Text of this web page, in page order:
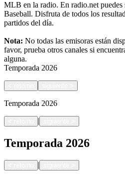
MLB en la radio. En radio.net
Baseball. Disfruta de todos los
partidos del día.
Nota: No todas las emisoras están
favor, prueba otros canales si
alguna.
Temporada 2026
Temporada 2026
|
Temporada 2026
|